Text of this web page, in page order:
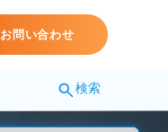
お問い合わせ
検索